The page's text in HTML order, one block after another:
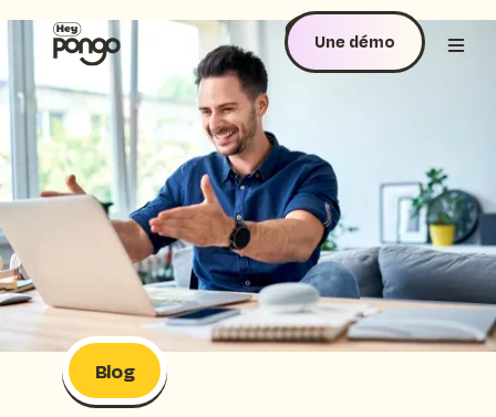
Une démo
Blog